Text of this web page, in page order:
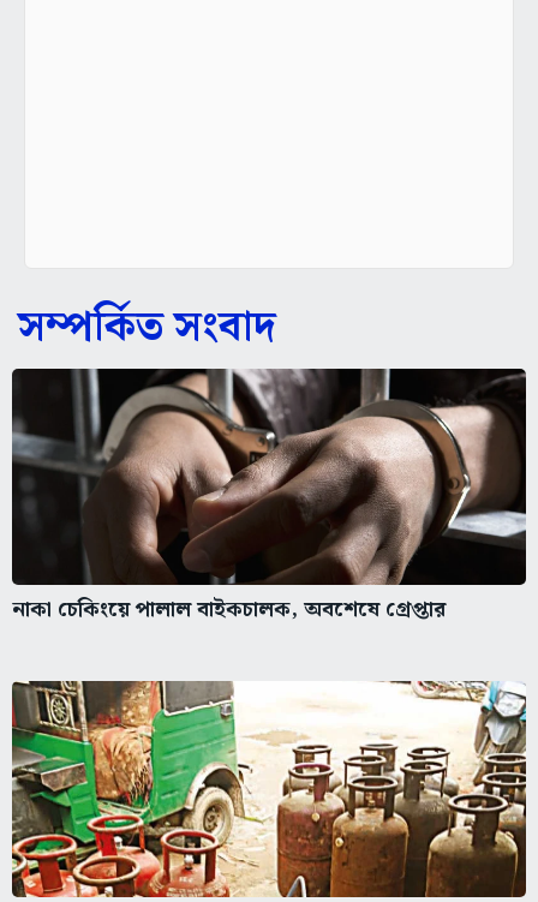
সম্পর্কিত সংবাদ
নাকা চেকিংয়ে পালাল বাইকচালক, অবশেষে গ্রেপ্তার